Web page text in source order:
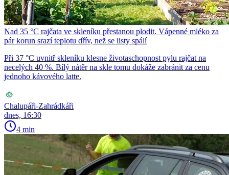
Nad 35 °C rajčata ve skleníku přestanou plodit. Vápenné mléko za
pár korun srazí teplotu dřív, než se listy spálí
Při 37 °C uvnitř skleníku klesne životaschopnost pylu rajčat na
necelých 40 %. Bílý nátěr na skle tomu dokáže zabránit za cenu
jednoho kávového latte.
Chalupáři-Zahrádkáři
dnes, 16:30
4 min